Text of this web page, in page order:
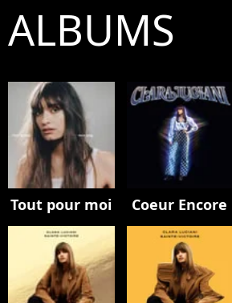
ALBUMS
Tout pour moi Coeur Encore